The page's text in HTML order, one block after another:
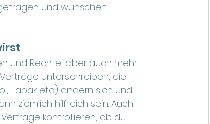
und wünschen
und Rechte, aber auch mehr
unterschreiben, die
Tabak etc.) ändern sich und
ziemlich hilfreich sein. Auch
kontrollieren, ob du